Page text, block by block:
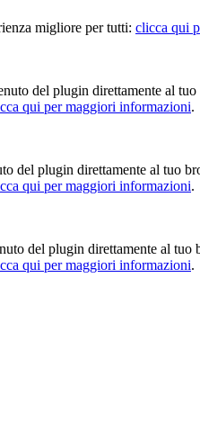
migliore per tutti: clicca qui
del plugin direttamente al
qui per maggiori informazioni.
plugin direttamente al tuo
qui per maggiori informazioni.
del plugin direttamente al
qui per maggiori informazioni.